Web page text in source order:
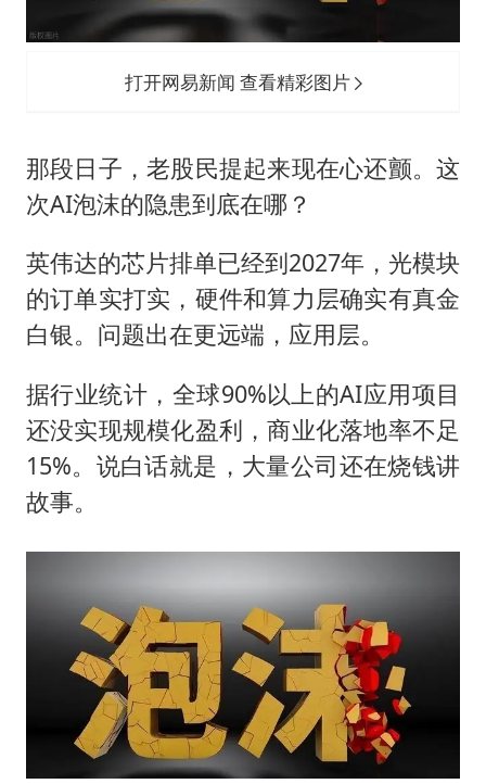
打开网易新闻 查看精彩图片
那段日子，老股民提起来现在心还颤。这
次AI泡沫的隐患到底在哪？
英伟达的芯片排单已经到2027年，光模块
的订单实打实，硬件和算力层确实有真金
白银。问题出在更远端，应用层。
据行业统计，全球90%以上的AI应用项目
还没实现规模化盈利，商业化落地率不足
15%。说白话就是，大量公司还在烧钱讲
故事。